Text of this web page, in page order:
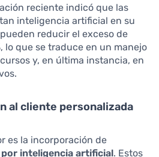
reciente indicó que las
inteligencia artificial en su
reducir el exceso de
lo que se traduce en un manejo
y, en última instancia, en
al cliente personalizada
es la incorporación de
inteligencia artificial. Estos